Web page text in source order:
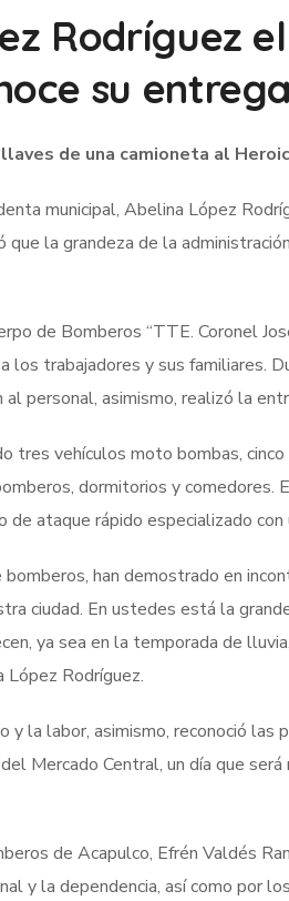
Rodríguez
su
de una camioneta al
municipal, Abelina López
que la grandeza de la
de Bomberos “TTE. Coronel
los trabajadores y sus familiares.
personal, asimismo, realizó la
tres vehículos moto bombas,
dormitorios y comedores.
ataque rápido especializado
han demostrado en
ciudad. En ustedes está la
ya sea en la temporada de
López Rodríguez.
y la labor, asimismo, reconoció las
Mercado Central, un día que
de Acapulco, Efrén Valdés
y la dependencia, así como por